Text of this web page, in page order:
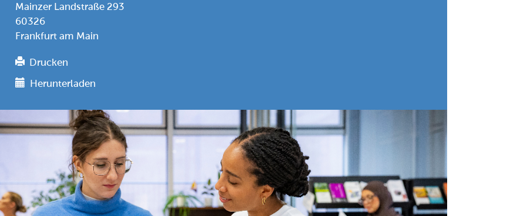
Mainzer Landstraße 293
60326
Frankfurt am Main
Drucken
Herunterladen